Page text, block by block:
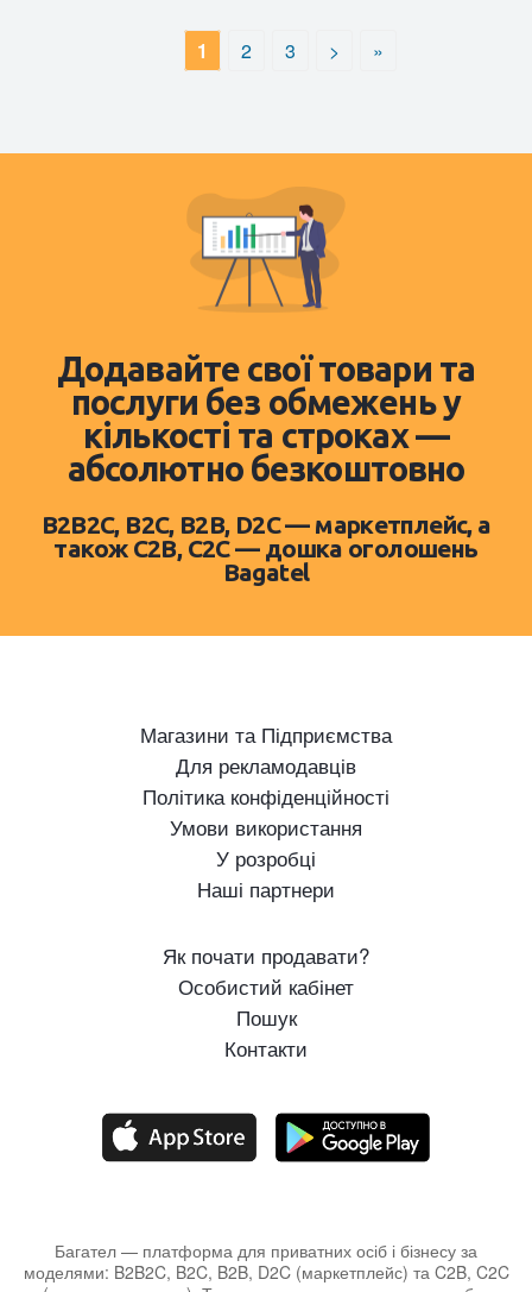
1 2 3 > »
Додавайте свої товари та
послуги без обмежень у
кількості та строках —
абсолютно безкоштовно
B2B2C, B2C, B2B, D2C — маркетплейс, а
також C2B, C2C — дошка оголошень
Bagatel
Магазини та Підприємства
Для рекламодавців
Політика конфіденційності
Умови використання
У розробці
Наші партнери
Як почати продавати?
Особистий кабінет
Пошук
Контакти
Багател — платформа для приватних осіб і бізнесу за
моделями: B2B2C, B2C, B2B, D2C (маркетплейс) та C2B, C2C